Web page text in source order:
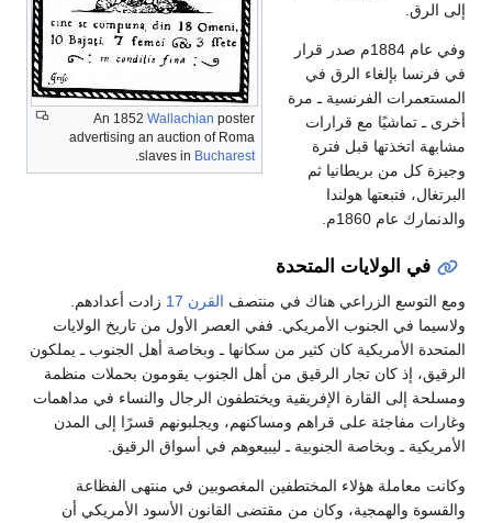
An 1852 Wallachian poster
advertising an auction of Roma
slaves in Bucharest
.
إلى الرق.
وفي عام 1884م صدر قرار
في فرنسا بإلغاء الرق في
المستعمرات الفرنسية ـ مرة
أخرى ـ تماشيًا مع قرارات
مشابهة اتخذتها قبل فترة
وجيزة كل من بريطانيا ثم
البرتغال، فتبعتها هولندا
والدنمارك عام 1860م.
في الولايات المتحدة
ومع التوسع الزراعي هناك في منتصف القرن 17
زادت أعدادهم.
ولاسيما في الجنوب الأمريكي. ففي العصر الأول من تاريخ الولايات
المتحدة الأمريكية كان كثير من سكانها ـ وبخاصة أهل الجنوب ـ يملكون
الرقيق، إذ كان تجار الرقيق من أهل الجنوب يقومون بحملات منظمة
ومسلحة إلى القارة الإفريقية ويختطفون الرجال والنساء في مداهمات
وغارات مفاجئة على قراهم ومساكنهم، ويجلبونهم قسرًا إلى المدن
الأمريكية ـ وبخاصة الجنوبية ـ ليبيعوهم في أسواق الرقيق.
وكانت معاملة هؤلاء المختطفين المغصوبين في منتهى الفظاعة
والقسوة والهمجية، وكان من مقتضى القانون الأسود الأمريكي أن